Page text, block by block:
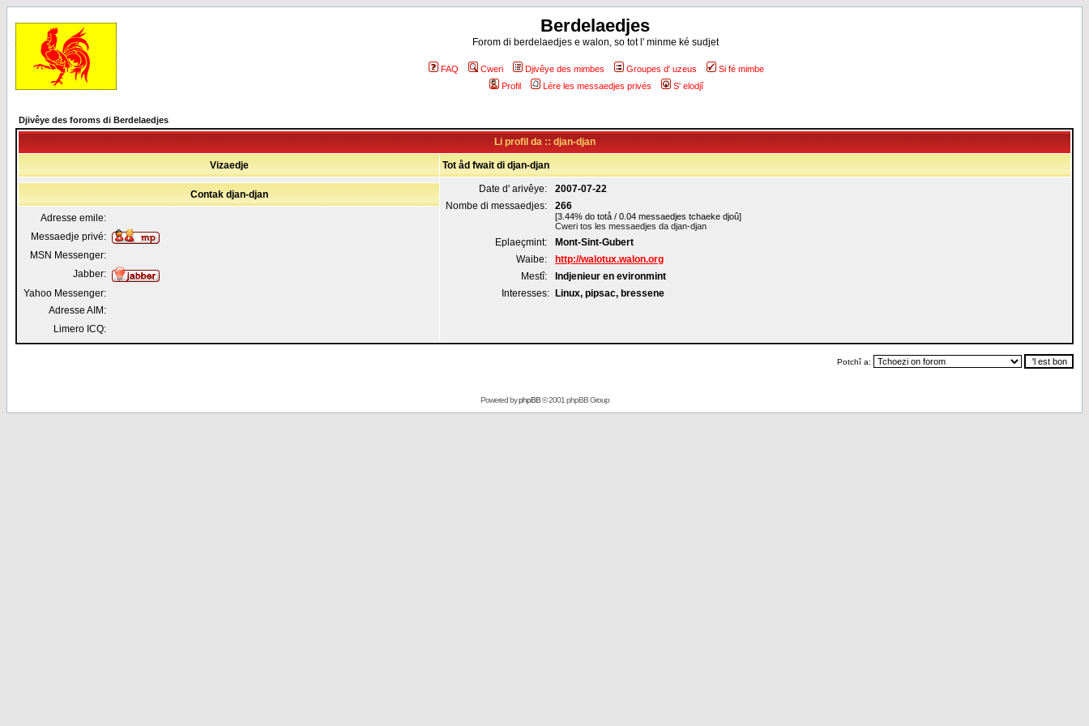
Berdelaedjes
Forom di berdelaedjes e walon, so tot l' minme ké sudjet
FAQ Cweri Djivêye des mimbes Groupes d' uzeus
Si fé mimbe
Profil
Lére les messaedjes privés S' elodjî
Djivêye des foroms di Berdelaedjes
Li profil da :: djan-djan
Vizaedje Tot åd fwait di djan-djan
Date d' arivêye:
2007-07-22
Nombe di messaedjes:
266
[3.44% do totå / 0.04 messaedjes tchaeke djoû]
Cweri tos les messaedjes da djan-djan
Eplaeçmint:
Mont-Sint-Gubert
Waibe:
http://walotux.walon.org
Mestî:
Indjenieur en evironmint
Interesses:
Linux, pipsac, bressene
Contak djan-djan
Adresse emile:
Messaedje privé:
MSN Messenger:
Jabber:
Yahoo Messenger:
Adresse AIM:
Limero ICQ:
Potchî a:
Powered byphpBB© 2001 phpBB Group